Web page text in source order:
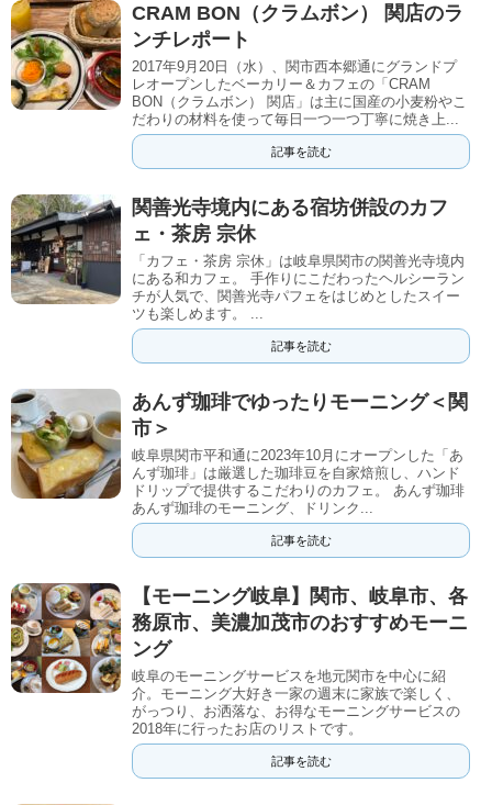
CRAM BON（クラムボン） 関店のラ
ンチレポート
2017年9月20日（水）、関市西本郷通にグランドプ
レオープンしたベーカリー＆カフェの「CRAM
BON（クラムボン） 関店」は主に国産の小麦粉やこ
だわりの材料を使って毎日一つ一つ丁寧に焼き上...
記事を読む
関善光寺境内にある宿坊併設のカフ
ェ・茶房 宗休
「カフェ・茶房 宗休」は岐阜県関市の関善光寺境内
にある和カフェ。 手作りにこだわったヘルシーラン
チが人気で、関善光寺パフェをはじめとしたスイー
ツも楽しめます。 ...
記事を読む
あんず珈琲でゆったりモーニング＜関
市＞
岐阜県関市平和通に2023年10月にオープンした「あ
んず珈琲」は厳選した珈琲豆を自家焙煎し、ハンド
ドリップで提供するこだわりのカフェ。 あんず珈琲
あんず珈琲のモーニング、ドリンク...
記事を読む
【モーニング岐阜】関市、岐阜市、各
務原市、美濃加茂市のおすすめモーニ
ング
岐阜のモーニングサービスを地元関市を中心に紹
介。モーニング大好き一家の週末に家族で楽しく、
がっつり、お洒落な、お得なモーニングサービスの
2018年に行ったお店のリストです。
記事を読む